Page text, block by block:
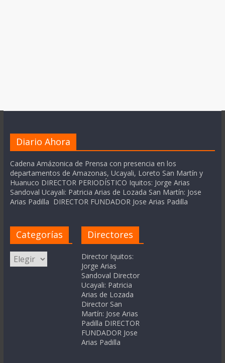
Diario Ahora
Cadena Amázonica de Prensa con presencia en los
departamentos de Amazonas, Ucayali, Loreto San Martín y
Huanuco DIRECTOR PERIODÍSTICO Iquitos: Jorge Arias
Sandoval Ucayali: Patricia Arias de Lozada San Martín: Jose
Arias Padilla DIRECTOR FUNDADOR Jose Arias Padilla
Categorías
Categorías
Directores
Director Iquitos:
Jorge Arias
Sandoval Director
Ucayali: Patricia
Arias de Lozada
Director San
Martín: Jose Arias
Padilla DIRECTOR
FUNDADOR Jose
Arias Padilla